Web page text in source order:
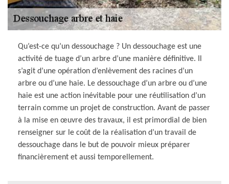
Qu’est-ce qu’un dessouchage ? Un dessouchage est une
activité de tuage d’un arbre d’une manière définitive. Il
s’agit d’une opération d’enlèvement des racines d’un
arbre ou d’une haie. Le dessouchage d’un arbre ou d’une
haie est une action inévitable pour une réutilisation d’un
terrain comme un projet de construction. Avant de passer
à la mise en œuvre des travaux, il est primordial de bien
renseigner sur le coût de la réalisation d’un travail de
dessouchage dans le but de pouvoir mieux préparer
financièrement et aussi temporellement.